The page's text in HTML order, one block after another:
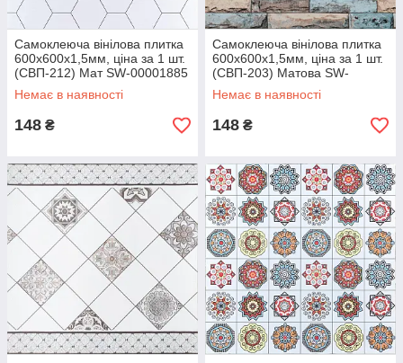
Самоклеюча вінілова плитка
600х600х1,5мм, ціна за 1 шт.
(СВП-212) Мат SW-00001885
Немає в наявності
148 ₴
Самоклеюча вінілова плитка
600х600х1,5мм, ціна за 1 шт.
(СВП-203) Матова SW-
00000510
Немає в наявності
148 ₴